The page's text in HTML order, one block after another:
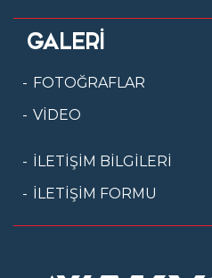
GALERİ
FOTOĞRAFLAR
VİDEO
İLETİŞİM BİLGİLERİ
İLETİŞİM FORMU